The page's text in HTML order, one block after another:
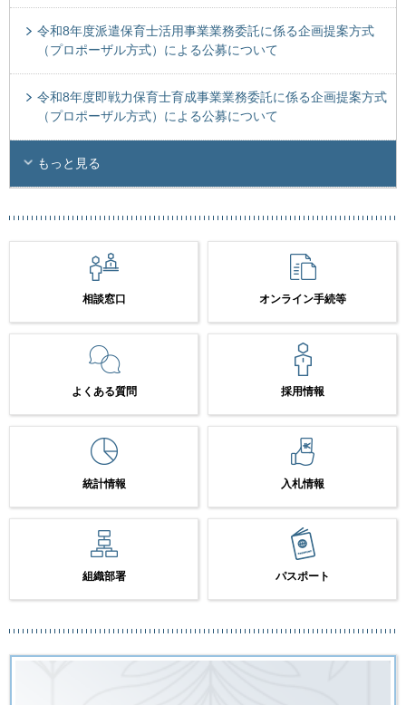
令和8年度派遣保育士活用事業業務委託に係る企画提案方式
（プロポーザル方式）による公募について
令和8年度即戦力保育士育成事業業務委託に係る企画提案方式
（プロポーザル方式）による公募について
もっと見る
相談窓口 オンライン手続等
よくある質問 採用情報
統計情報 入札情報
組織部署 パスポート